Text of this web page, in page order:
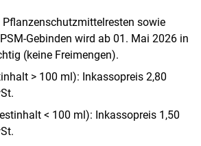
Pflanzenschutzmittelresten sowie
Gebinden wird ab 01. Mai 2026 in
(keine Freimengen).
> 100 ml): Inkassopreis 2,80
< 100 ml): Inkassopreis 1,50